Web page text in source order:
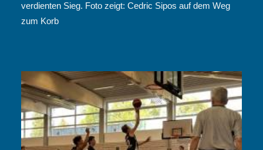
verdienten Sieg. Foto zeigt: Cedric Sipos auf dem Weg
zum Korb